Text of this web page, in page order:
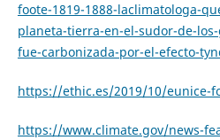
foote-1819-1888-laclimatologa-
planeta-tierra-en-el-sudor-de-
fue-carbonizada-por-el-efecto-
https://ethic.es/2019/10/eunice-
https://www.climate.gov/news-